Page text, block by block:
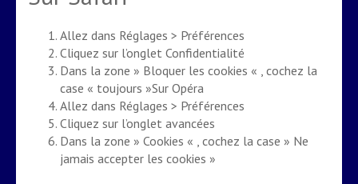
Allez dans Réglages > Préférences
Cliquez sur l’onglet Confidentialité
Dans la zone » Bloquer les cookies « , cochez la
case « toujours »Sur Opéra
Allez dans Réglages > Préférences
Cliquez sur l’onglet avancées
Dans la zone » Cookies « , cochez la case » Ne
jamais accepter les cookies »